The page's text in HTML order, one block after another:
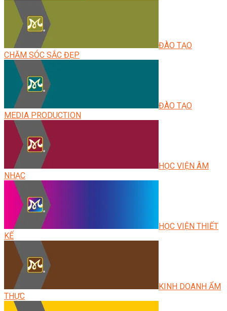
ĐÀO TẠO
CHĂM SÓC SẮC ĐẸP
ĐÀO TẠO
MEDIA PRODUCTION
HỌC VIỆN ÂM
NHẠC
HỌC VIỆN THIẾT
KẾ
KINH DOANH ẨM
THỰC